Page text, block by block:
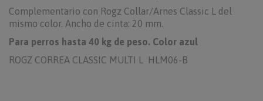
Complementario con Rogz Collar/Arnes Classic L del
mismo color. Ancho de cinta: 20 mm.
Para perros hasta 40 kg de peso. Color azul
ROGZ CORREA CLASSIC MULTI L HLM06-B